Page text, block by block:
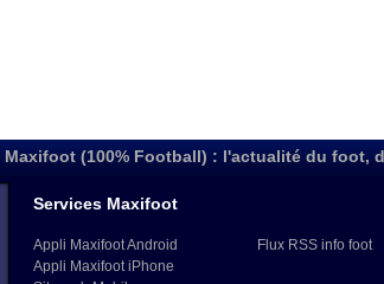
Maxifoot (100% Football) : l'actualité du foot,
Services Maxifoot
Appli Maxifoot Android
Appli Maxifoot iPhone
Flux RSS info foot